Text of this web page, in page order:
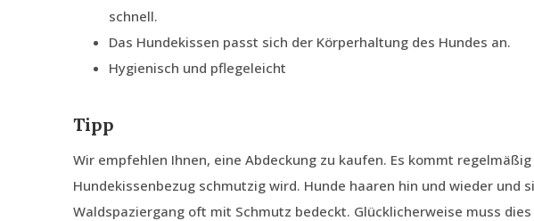
schnell.
Das Hundekissen passt sich der Körperhaltung des Hundes an.
Hygienisch und pflegeleicht
Tipp
Wir empfehlen Ihnen, eine Abdeckung zu kaufen. Es kommt
Hundekissenbezug schmutzig wird. Hunde haaren hin und wieder und
Waldspaziergang oft mit Schmutz bedeckt. Glücklicherweise muss